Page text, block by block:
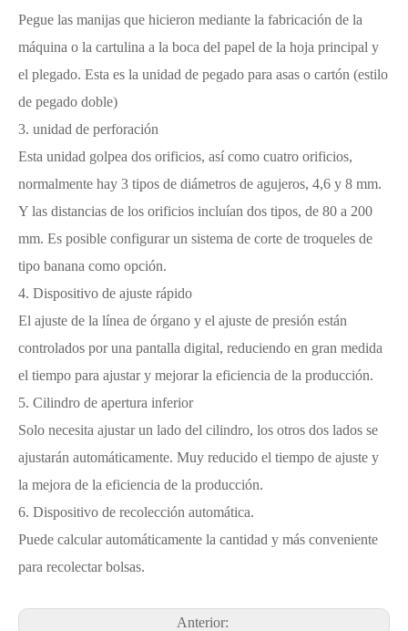
Pegue las manijas que hicieron mediante la fabricación de la
máquina o la cartulina a la boca del papel de la hoja principal y
el plegado. Esta es la unidad de pegado para asas o cartón (estilo
de pegado doble)
3. unidad de perforación
Esta unidad golpea dos orificios, así como cuatro orificios,
normalmente hay 3 tipos de diámetros de agujeros, 4,6 y 8 mm.
Y las distancias de los orificios incluían dos tipos, de 80 a 200
mm. Es posible configurar un sistema de corte de troqueles de
tipo banana como opción.
4. Dispositivo de ajuste rápido
El ajuste de la línea de órgano y el ajuste de presión están
controlados por una pantalla digital, reduciendo en gran medida
el tiempo para ajustar y mejorar la eficiencia de la producción.
5. Cilindro de apertura inferior
Solo necesita ajustar un lado del cilindro, los otros dos lados se
ajustarán automáticamente. Muy reducido el tiempo de ajuste y
la mejora de la eficiencia de la producción.
6. Dispositivo de recolección automática.
Puede calcular automáticamente la cantidad y más conveniente
para recolectar bolsas.
Anterior: